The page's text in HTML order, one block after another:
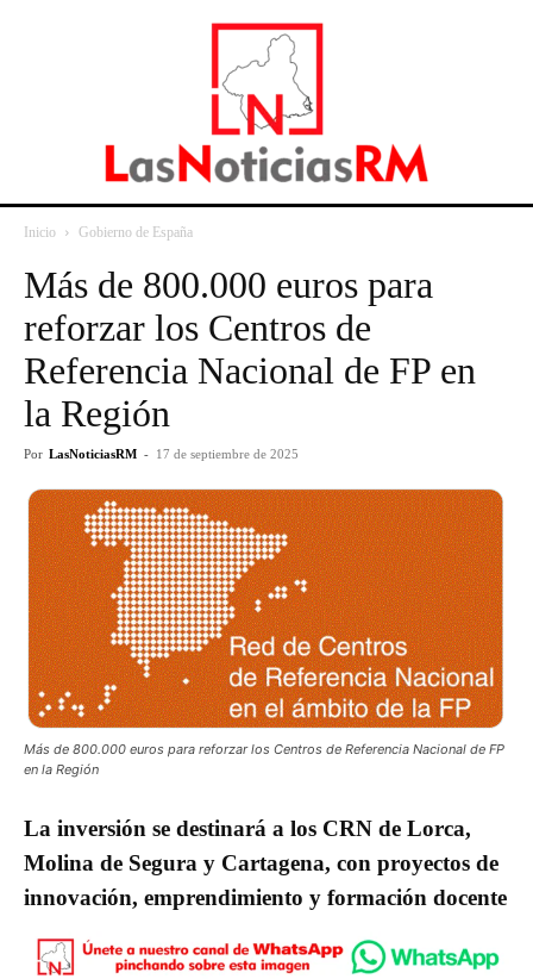
Inicio Gobierno de España
Más de 800.000 euros para
reforzar los Centros de
Referencia Nacional de FP en
la Región
Por LasNoticiasRM - 17 de septiembre de 2025
Más de 800.000 euros para reforzar los Centros de Referencia Nacional de FP
en la Región
La inversión se destinará a los CRN de Lorca,
Molina de Segura y Cartagena, con proyectos de
innovación, emprendimiento y formación docente